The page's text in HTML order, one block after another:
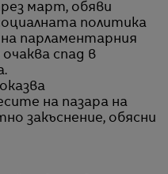
март, обяви
политика
парламентарния
спад в
на пазара на
закъснение, обясни